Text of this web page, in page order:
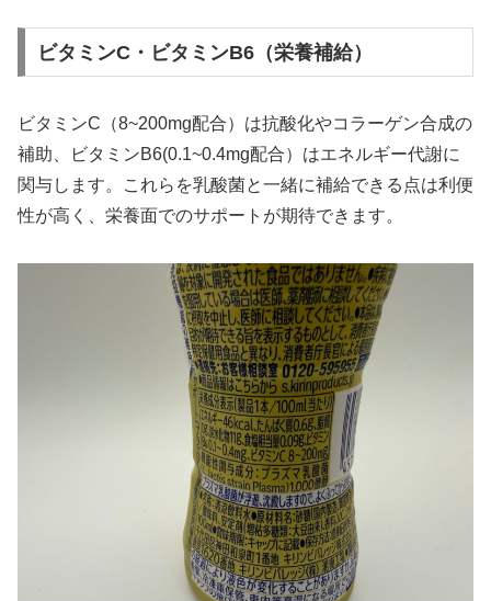
ビタミンC・ビタミンB6（栄養補給）
ビタミンC（8~200mg配合）は抗酸化やコラーゲン合成の
補助、ビタミンB6(0.1~0.4mg配合）はエネルギー代謝に
関与します。これらを乳酸菌と一緒に補給できる点は利便
性が高く、栄養面でのサポートが期待できます。